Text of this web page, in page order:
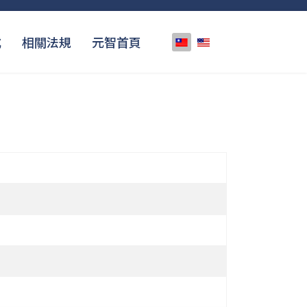
相關法規 元智首頁 選擇你的語言